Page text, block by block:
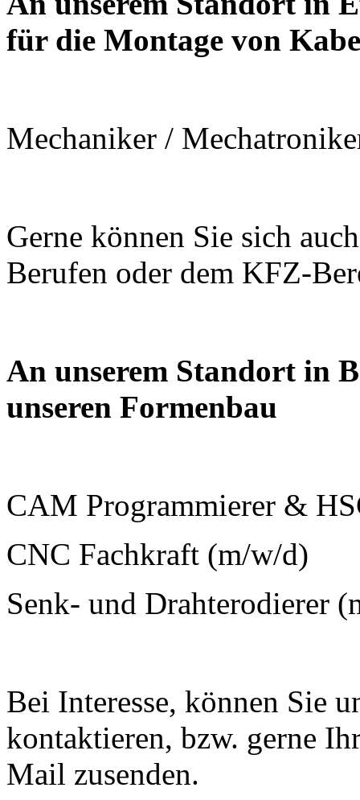
für die Montage von
Mechaniker /
Gerne können Sie sich
Berufen oder dem KFZ-
An unserem Standort in
unseren Formenbau
CAM Programmierer &
CNC Fachkraft (m/w/d)
Senk- und Drahterodierer
Bei Interesse, können Sie
kontaktieren, bzw. gerne
Mail zusenden.